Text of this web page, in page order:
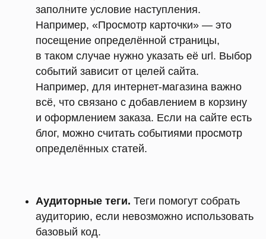
заполните условие наступления.
Например, «Просмотр карточки» — это
посещение определённой страницы,
в таком случае нужно указать её url. Выбор
событий зависит от целей сайта.
Например, для интернет-магазина важно
всё, что связано с добавлением в корзину
и оформлением заказа. Если на сайте есть
блог, можно считать событиями просмотр
определённых статей.
Аудиторные теги. Теги помогут собрать
аудиторию, если невозможно использовать
базовый код.